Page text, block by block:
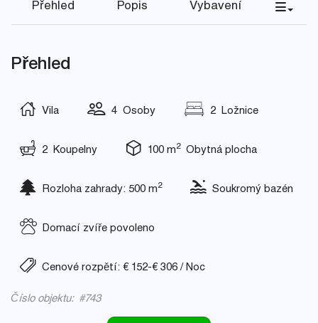
Přehled Popis Vybavení
Přehled
Vila 4 Osoby 2 Ložnice
2 Koupelny 100 m2Obytná plocha
Rozloha zahrady: 500 m2 Soukromý bazén
Domací zvíře povoleno
Cenové rozpětí: € 152-€ 306 / Noc
Číslo objektu: #743